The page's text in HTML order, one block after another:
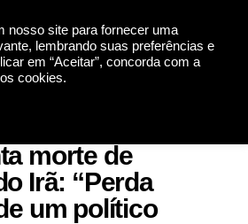
nosso site para fornecer uma
lembrando suas preferências e
em “Aceitar”, concorda com a
cookies.
morte de
Irã: “Perda
um político